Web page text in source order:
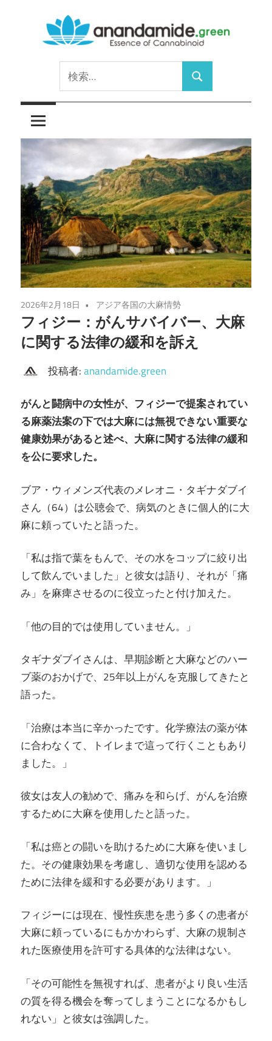
ッ
anandamide.green
Cannabinoid
索:
検
索
2026年2月18日 アジア各国の大麻情勢
フィジー：がんサバイバー、大麻
に関する法律の緩和を訴え
投稿者:anandamide.green
がんと闘病中の女性が、フィジーで提案されてい
る麻薬法案の下では大麻には無視できない重要な
健康効果があると述べ、大麻に関する法律の緩和
を公に要求した。
ブア・ウィメンズ代表のメレオニ・タギナダブイ
さん（64）は公聴会で、病気のときに個人的に大
麻に頼っていたと語った。
「私は指で葉をもんで、その水をコップに絞り出
して飲んでいました」と彼女は語り、それが「痛
み」を麻痺させるのに役立ったと付け加えた。
「他の目的では使用していません。」
タギナダブイさんは、早期診断と大麻などのハー
ブ薬のおかげで、25年以上がんを克服してきたと
語った。
「治療は本当に辛かったです。化学療法の薬が体
に合わなくて、トイレまで這って行くこともあり
ました。」
彼女は友人の勧めで、痛みを和らげ、がんを治療
するために大麻を使用したと語った。
「私は癌との闘いを助けるために大麻を使いまし
た。その健康効果を考慮し、適切な使用を認める
ために法律を緩和する必要があります。」
フィジーには現在、慢性疾患を患う多くの患者が
大麻に頼っているにもかかわらず、大麻の規制さ
れた医療使用を許可する具体的な法律はない。
「その可能性を無視すれば、患者がより良い生活
の質を得る機会を奪ってしまうことになるかもし
れない」と彼女は強調した。